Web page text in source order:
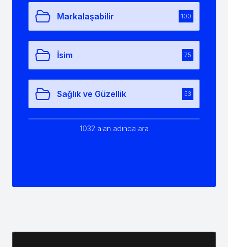
Markalaşabilir 100
İsim 75
Sağlık ve Güzellik 53
1032 alan adında ara